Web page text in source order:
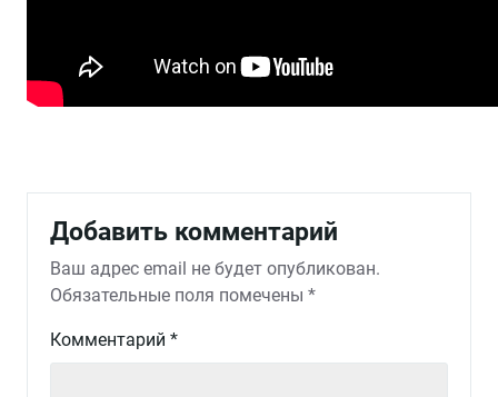
Добавить комментарий
Ваш адрес email не будет опубликован.
Обязательные поля помечены *
Комментарий *